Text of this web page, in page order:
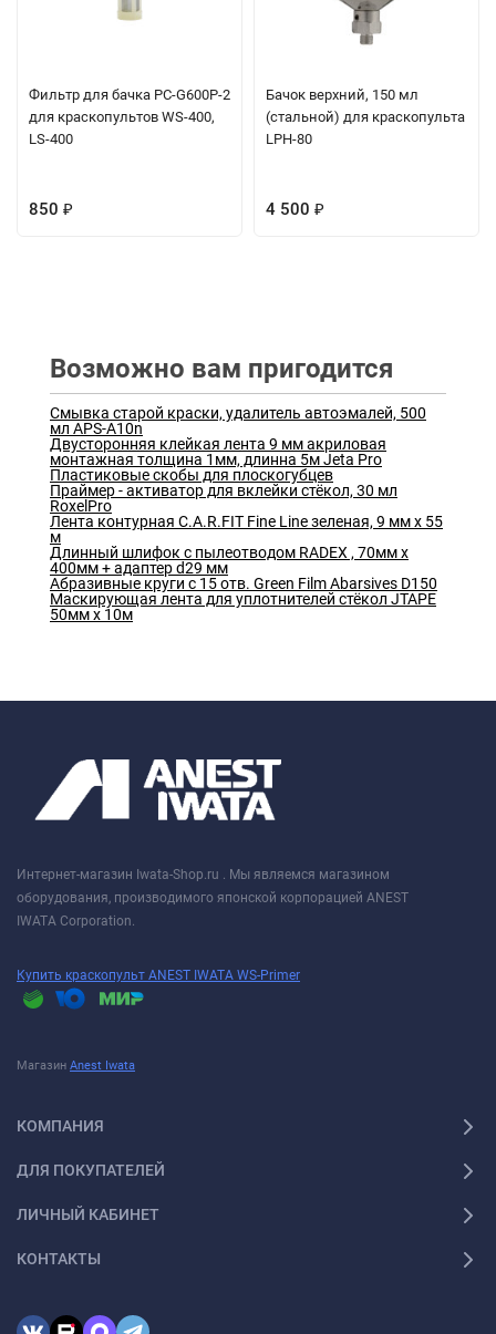
Фильтр для бачка PC-G600P-2
для краскопультов WS-400,
LS-400
850 ₽
Бачок верхний, 150 мл
(стальной) для краскопульта
LPH-80
4 500 ₽
Возможно вам пригодится
Смывка старой краски, удалитель автоэмалей, 500
мл APS-A10n
Двусторонняя клейкая лента 9 мм акриловая
монтажная толщина 1мм, длинна 5м Jeta Pro
Пластиковые скобы для плоскогубцев
Праймер - активатор для вклейки стёкол, 30 мл
RoxelPro
Лента контурная C.A.R.FIT Fine Line зеленая, 9 мм х 55
м
Длинный шлифок с пылеотводом RADEX , 70мм х
400мм + адаптер d29 мм
Абразивные круги с 15 отв. Green Film Abarsives D150
Маскирующая лента для уплотнителей стёкол JTAPE
50мм х 10м
Интернет-магазин Iwata-Shop.ru . Мы являемся магазином
оборудования, производимого японской корпорацией ANEST
IWATA Corporation.
Купить краскопульт ANEST IWATA WS-Primer
Магазин Anest Iwata
КОМПАНИЯ
ДЛЯ ПОКУПАТЕЛЕЙ
ЛИЧНЫЙ КАБИНЕТ
КОНТАКТЫ